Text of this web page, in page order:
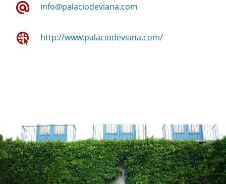
info@palaciodeviana.com
http://www.palaciodeviana.com/